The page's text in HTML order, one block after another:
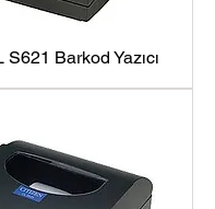
Barkod Yazıcı